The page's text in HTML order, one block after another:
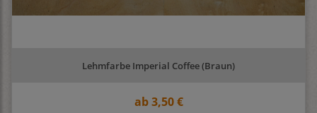
Lehmfarbe Imperial Coffee (Braun)
ab3,50 €